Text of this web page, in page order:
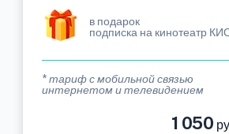
в подарок
подписка на кинотеатр
* тариф с мобильной связью
интернетом и телевидением
1 050